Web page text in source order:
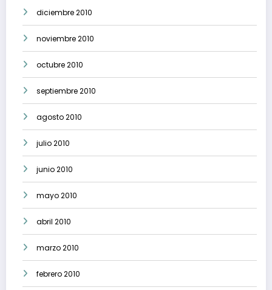
diciembre 2010
noviembre 2010
octubre 2010
septiembre 2010
agosto 2010
julio 2010
junio 2010
mayo 2010
abril 2010
marzo 2010
febrero 2010